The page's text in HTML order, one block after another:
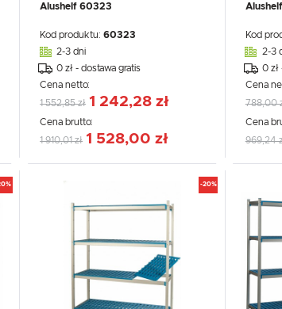
Alushelf 60323
Kod produktu:60323
2-3 dni
0 zł - dostawa gratis
Cena netto:
1 552,85 zł 1 242,28 zł
Cena brutto:
1 910,01 zł 1 528,00 zł
Kod
2-3
0 zł
Cena
788,00
Cena
969,24
-20%
służą do prawidłowego funkcjonowania strony internetowej i umożliwiają
na podejmowane przez Ciebie działania w celu m.in. dostosowania
prywatności, logowania czy wypełniania formularzy. Dzięki plikom cookies
określonych funkcjonalności czy prezentowanych treści.
jej do Twoich indywidualnych preferencji. Wyrażenie zgody na
pozwalają na uzyskanie informacji w zakresie wykorzystywania witryny
serwisów internetowych pod względem ich popularności wśród
są przetwarzane w formie zanonimizowanej. Wyrażenie zgody na
dostępność wszystkich funkcjonalności.
ZEZWÓL NA WSZYSTKIE
złoty (PLN)
ZAPISZ